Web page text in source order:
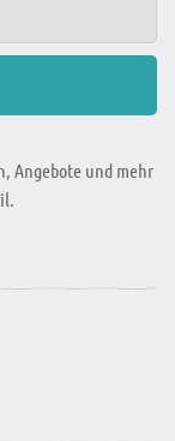
Angebote und mehr